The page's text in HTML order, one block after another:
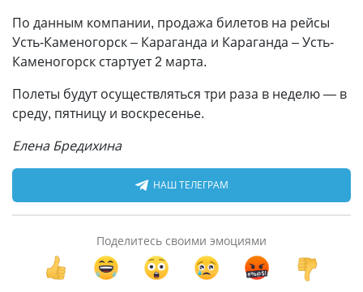
По данным компании, продажа билетов на рейсы
Усть-Каменогорск – Караганда и Караганда – Усть-
Каменогорск стартует 2 марта.
Полеты будут осуществляться три раза в неделю — в
среду, пятницу и воскресенье.
Елена Бредихина
НАШ ТЕЛЕГРАМ
Поделитесь своими эмоциями